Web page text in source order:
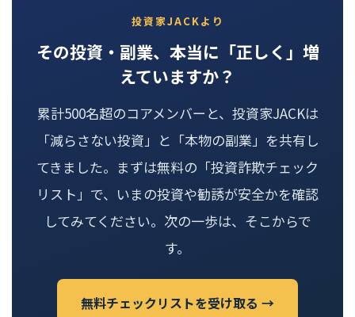
投資家JACKより
その投資・副業、本当に「正しく」増
えていますか？
累計500名超のコアメンバーと、投資家JACKは
「減らさない投資」と「本物の副業」を共有し
てきました。まずは無料の「投資詐欺チェック
リスト」で、いまの投資や勧誘が安全かを確認
してみてください。次の一歩は、そこからで
す。
無料チェックリストを受け取る →